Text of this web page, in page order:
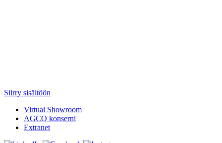
Siirry sisältöön
Virtual Showroom
AGCO konserni
Extranet